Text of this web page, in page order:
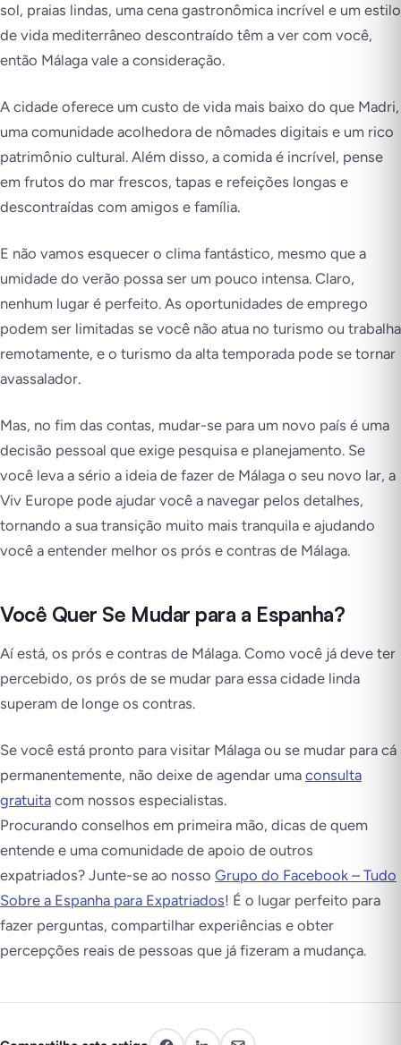
sol, praias lindas, uma cena gastronômica incrível e um estilo
de vida mediterrâneo descontraído têm a ver com você,
então Málaga vale a consideração.
A cidade oferece um custo de vida mais baixo do que Madri,
uma comunidade acolhedora de nômades digitais e um rico
patrimônio cultural. Além disso, a comida é incrível, pense
em frutos do mar frescos, tapas e refeições longas e
descontraídas com amigos e família.
E não vamos esquecer o clima fantástico, mesmo que a
umidade do verão possa ser um pouco intensa. Claro,
nenhum lugar é perfeito. As oportunidades de emprego
podem ser limitadas se você não atua no turismo ou trabalha
remotamente, e o turismo da alta temporada pode se tornar
avassalador.
Mas, no fim das contas, mudar-se para um novo país é uma
decisão pessoal que exige pesquisa e planejamento. Se
você leva a sério a ideia de fazer de Málaga o seu novo lar, a
Viv Europe pode ajudar você a navegar pelos detalhes,
tornando a sua transição muito mais tranquila e ajudando
você a entender melhor os prós e contras de Málaga.
Você Quer Se Mudar para a Espanha?
Aí está, os prós e contras de Málaga. Como você já deve ter
percebido, os prós de se mudar para essa cidade linda
superam de longe os contras.
Se você está pronto para visitar Málaga ou se mudar para cá
permanentemente, não deixe de agendar uma consulta
gratuita com nossos especialistas.
Procurando conselhos em primeira mão, dicas de quem
entende e uma comunidade de apoio de outros
expatriados? Junte-se ao nosso Grupo do Facebook – Tudo
Sobre a Espanha para Expatriados! É o lugar perfeito para
fazer perguntas, compartilhar experiências e obter
percepções reais de pessoas que já fizeram a mudança.